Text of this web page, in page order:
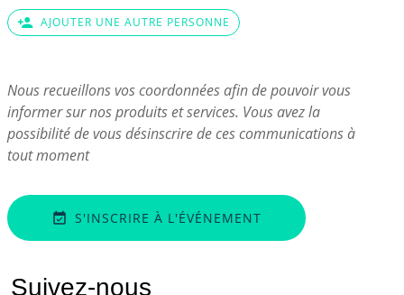
person_add AJOUTER UNE AUTRE PERSONNE
Nous recueillons vos coordonnées afin de pouvoir vous
informer sur nos produits et services. Vous avez la
possibilité de vous désinscrire de ces communications à
tout moment
event_available S'INSCRIRE À L'ÉVÉNEMENT
Suivez-nous